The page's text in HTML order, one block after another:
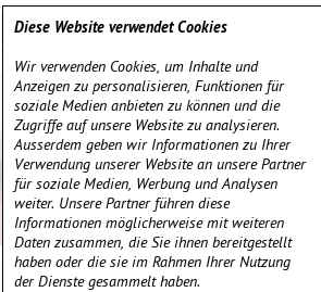
Garth Knox
Diese Website verwendet Cookies
Wir verwenden Cookies, um Inhalte und
Anzeigen zu personalisieren, Funktionen für
soziale Medien anbieten zu können und die
Zugriffe auf unsere Website zu analysieren.
Ausserdem geben wir Informationen zu Ihrer
Verwendung unserer Website an unsere Partner
für soziale Medien, Werbung und Analysen
weiter. Unsere Partner führen diese
Informationen möglicherweise mit weiteren
Daten zusammen, die Sie ihnen bereitgestellt
haben oder die sie im Rahmen Ihrer Nutzung
der Dienste gesammelt haben.